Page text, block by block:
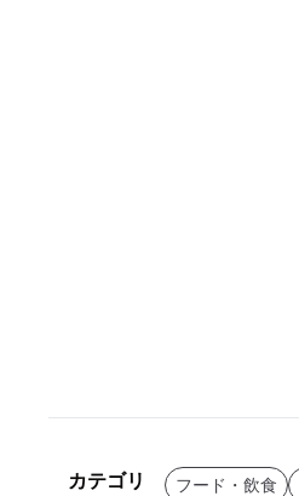
カテゴリ フード・飲食